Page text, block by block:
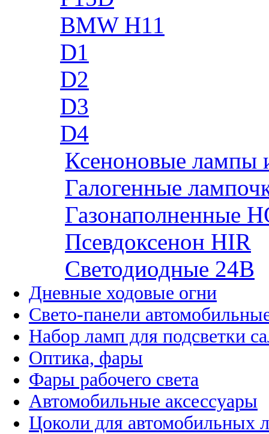
BMW H11
D1
D2
D3
D4
Ксеноновые лампы
Галогенные
Газонаполненные
Псевдоксенон HIR
Cветодиодные 24B
Дневные ходовые огни
Свето-панели
Набор ламп для подсветки
Оптика, фары
Фары рабочего света
Автомобильные аксессуары
Цоколи для автомобильных